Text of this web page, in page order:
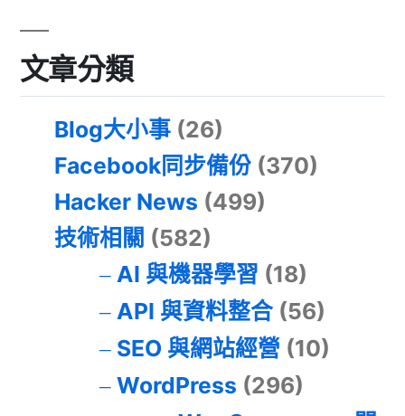
文章分類
Blog大小事 (26)
Facebook同步備份 (370)
Hacker News (499)
技術相關 (582)
AI 與機器學習 (18)
API 與資料整合(56)
SEO 與網站經營 (10)
WordPress (296)